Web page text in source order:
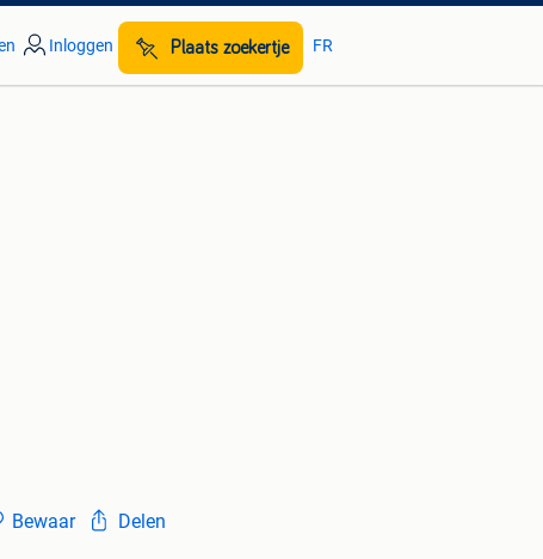
Inloggen Plaats zoekertje FR
Bewaar Delen